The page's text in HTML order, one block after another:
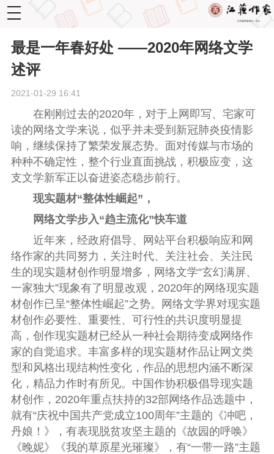
toggle
navigation
最是一年春好处 ——2020年网络文学
述评
2021-01-29 16:41
在刚刚过去的2020年，对于上网即写、宅家可
读的网络文学来说，似乎并未受到新冠肺炎疫情影
响，继续保持了繁荣发展态势。面对传媒与市场的
种种不确定性，整个行业直面挑战，积极应变，这
支文学新军正以奋进姿态稳步前行。
现实题材“整体性崛起”，
网络文学步入“趋主流化”快车道
近年来，经政府倡导、网站平台积极响应和网
络作家的共同努力，关注时代、关注社会、关注民
生的现实题材创作明显增多，网络文学“玄幻满屏、
一家独大”现象有了明显改观，2020年的网络现实题
材创作已呈“整体性崛起”之势。网络文学界对现实题
材创作必要性、重要性、可行性的共识度明显提
高，创作现实题材已经从一种社会期待变成网络作
家的自觉追求。丰富多样的现实题材作品让网文类
型和风格出现结构性变化，作品的思想内涵不断深
化，精品力作时有所见。中国作协积极倡导现实题
材创作，2020年重点扶持的32部网络作品选题中，
就有“庆祝中国共产党成立100周年”主题的《冲吧，
丹娘！》，有表现脱贫攻坚主题的《故园的呼唤》
《晚妮》《我的草原星光璀璨》，有“一带一路”主题